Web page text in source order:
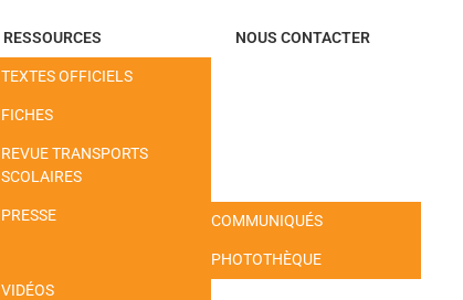
RESSOURCES
TEXTES OFFICIELS
FICHES
REVUE TRANSPORTS
SCOLAIRES
PRESSE COMMUNIQUÉS
PHOTOTHÈQUE
VIDÉOS
NOUS CONTACTER